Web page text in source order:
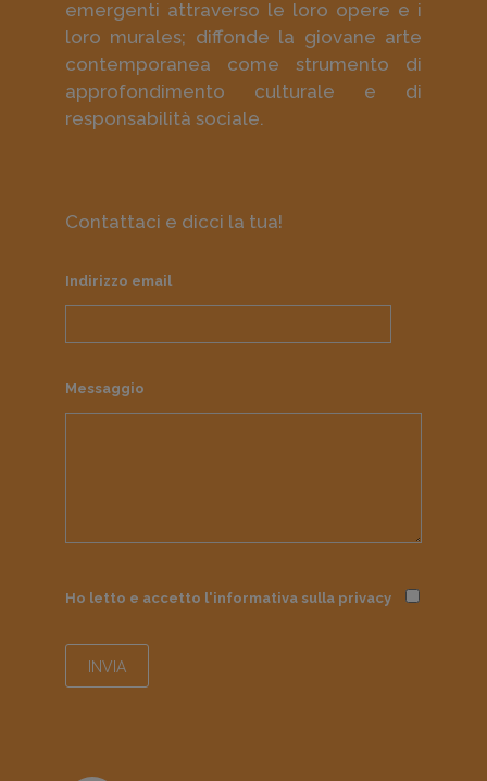
emergenti attraverso le loro opere e i
loro murales; diffonde la giovane arte
contemporanea come strumento di
approfondimento culturale e di
responsabilità sociale.
Contattaci e dicci la tua!
Indirizzo email
Messaggio
Ho letto e accetto l'informativa sulla privacy